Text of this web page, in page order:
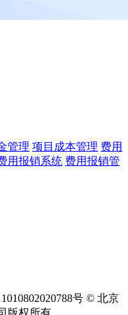
管理 项目成本管理 费用
用报销系统 费用报销管
号 © 北京